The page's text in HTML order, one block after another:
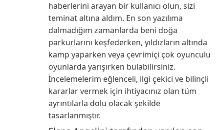
haberlerini arayan bir kullanıcı olun, sizi
teminat altına aldım. En son yazılıma
dalmadığım zamanlarda beni doğa
parkurlarını keşfederken, yıldızların altında
kamp yaparken veya çevrimiçi çok oyunculu
oyunlarda yarışırken bulabilirsiniz.
İncelemelerim eğlenceli, ilgi çekici ve bilinçli
kararlar vermek için ihtiyacınız olan tüm
ayrıntılarla dolu olacak şekilde
tasarlanmıştır.